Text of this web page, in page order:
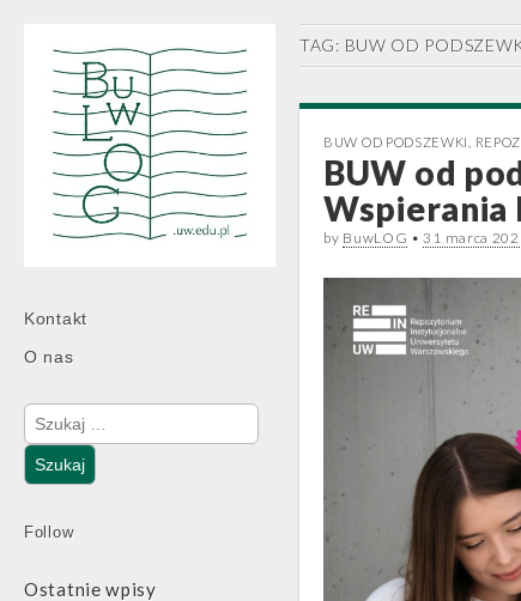
Main
menu
Skip
content
Kontakt
O nas
Szukaj:
Follow
Ostatnie wpisy
TAG: BUW OD
BUW OD PODSZEWKI
BUW od
Wspierania
by BuwLOG •31 marca